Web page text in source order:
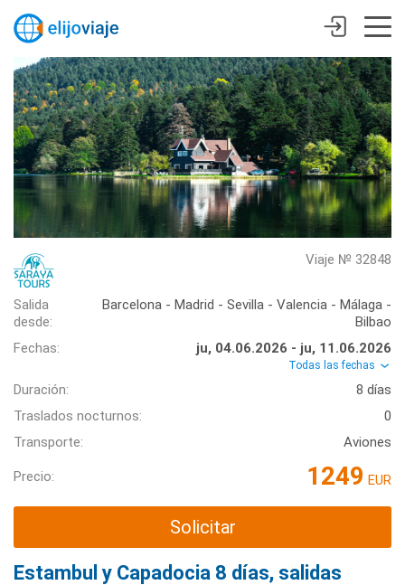
Viaje № 32848
Salida
desde:
Barcelona - Madrid - Sevilla - Valencia - Málaga -
Bilbao
Fechas:
ju, 04.06.2026 - ju, 11.06.2026
Todas las fechas
Duración:
8 días
Traslados nocturnos:
0
Transporte:
Aviones
Precio: 1249 EUR
Solicitar
Estambul y Capadocia 8 días, salidas